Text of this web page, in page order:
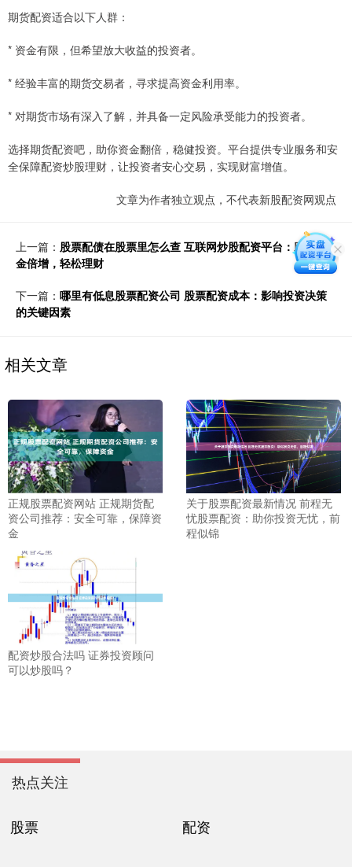
期货配资适合以下人群：
* 资金有限，但希望放大收益的投资者。
* 经验丰富的期货交易者，寻求提高资金利用率。
* 对期货市场有深入了解，并具备一定风险承受能力的投资者。
选择期货配资吧，助你资金翻倍，稳健投资。平台提供专业服务和安
全保障配资炒股理财，让投资者安心交易，实现财富增值。
文章为作者独立观点，不代表新股配资网观点
上一篇： 股票配债在股票里怎么查 互联网炒股配资平台：助你资
金倍增，轻松理财
下一篇： 哪里有低息股票配资公司 股票配资成本：影响投资决策
的关键因素
相关文章
正规股票配资网站 正规期货配
资公司推荐：安全可靠，保障资
金
关于股票配资最新情况 前程无
忧股票配资：助你投资无忧，前
程似锦
配资炒股合法吗 证券投资顾问
可以炒股吗？
热点关注
股票 配资